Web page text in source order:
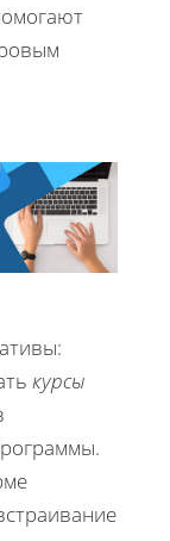
курсы